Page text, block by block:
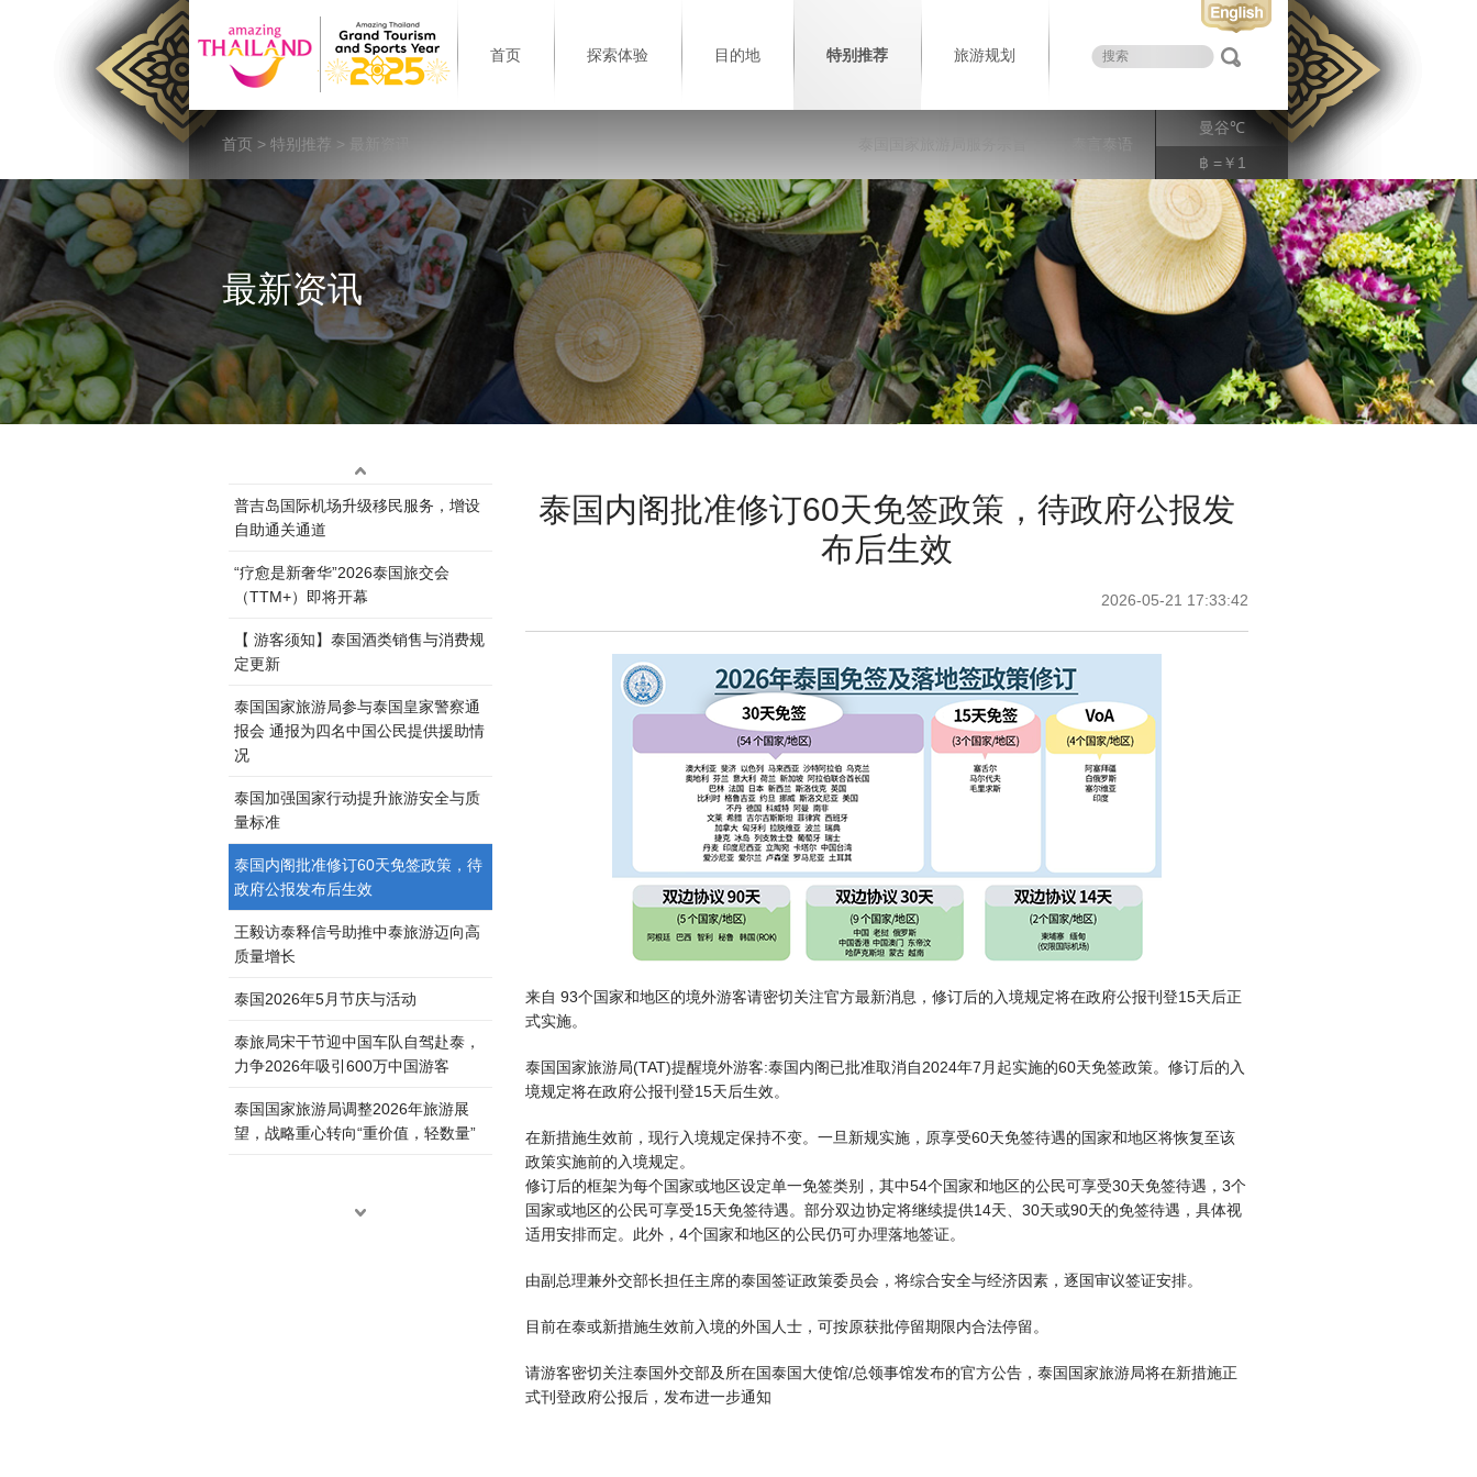
首页 探索体验 目的地 特别推荐 旅游规划
曼谷℃
฿ =￥1
首页 > 特别推荐 > 最新资讯
最新资讯
普吉岛国际机场升级移民服务，增设
自助通关通道
“疗愈是新奢华”2026泰国旅交会
（TTM+）即将开幕
【 游客须知】泰国酒类销售与消费规
定更新
泰国国家旅游局参与泰国皇家警察通
报会 通报为四名中国公民提供援助情
况
泰国加强国家行动提升旅游安全与质
量标准
泰国内阁批准修订60天免签政策，待
政府公报发布后生效
王毅访泰释信号助推中泰旅游迈向高
质量增长
泰国2026年5月节庆与活动
泰旅局宋干节迎中国车队自驾赴泰，
力争2026年吸引600万中国游客
泰国国家旅游局调整2026年旅游展
望，战略重心转向“重价值，轻数量”
泰国内阁批准修订60天免签政策，待政府公报发
布后生效
2026-05-21 17:33:42
来自 93个国家和地区的境外游客请密切关注官方最新消息，修订后的入境规定将在政府公报刊登15天后正
式实施。
泰国国家旅游局(TAT)提醒境外游客:泰国内阁已批准取消自2024年7月起实施的60天免签政策。修订后的入
境规定将在政府公报刊登15天后生效。
在新措施生效前，现行入境规定保持不变。一旦新规实施，原享受60天免签待遇的国家和地区将恢复至该
政策实施前的入境规定。
修订后的框架为每个国家或地区设定单一免签类别，其中54个国家和地区的公民可享受30天免签待遇，3个
国家或地区的公民可享受15天免签待遇。部分双边协定将继续提供14天、30天或90天的免签待遇，具体视
适用安排而定。此外，4个国家和地区的公民仍可办理落地签证。
由副总理兼外交部长担任主席的泰国签证政策委员会，将综合安全与经济因素，逐国审议签证安排。
目前在泰或新措施生效前入境的外国人士，可按原获批停留期限内合法停留。
请游客密切关注泰国外交部及所在国泰国大使馆/总领事馆发布的官方公告，泰国国家旅游局将在新措施正
式刊登政府公报后，发布进一步通知